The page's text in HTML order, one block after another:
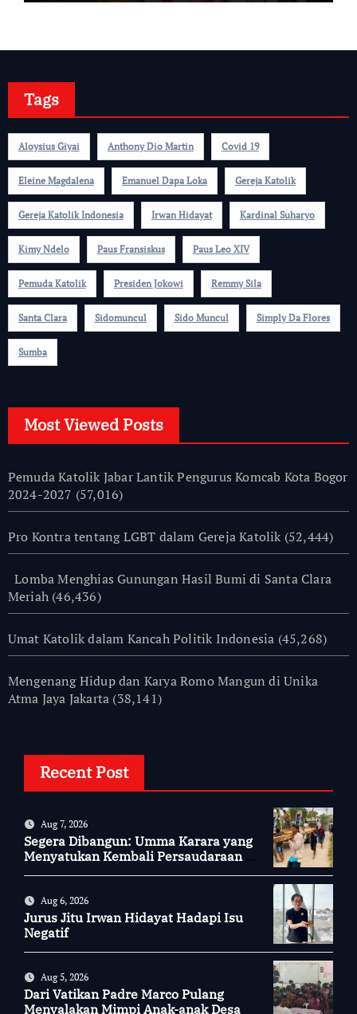
Tags
Aloysius Giyai Anthony Dio Martin Covid 19
Eleine Magdalena Emanuel Dapa Loka Gereja Katolik
Gereja Katolik Indonesia Irwan Hidayat Kardinal Suharyo
Kimy Ndelo Paus Fransiskus Paus Leo XIV
Pemuda Katolik Presiden Jokowi Remmy Sila
Santa Clara Sidomuncul Sido Muncul Simply Da Flores
Sumba
Most Viewed Posts
Pemuda Katolik Jabar Lantik Pengurus Komcab Kota Bogor
2024-2027 (57,016)
Pro Kontra tentang LGBT dalam Gereja Katolik (52,444)
Lomba Menghias Gunungan Hasil Bumi di Santa Clara
Meriah (46,436)
Umat Katolik dalam Kancah Politik Indonesia (45,268)
Mengenang Hidup dan Karya Romo Mangun di Unika
Atma Jaya Jakarta (38,141)
Recent Post
Aug 7, 2026
Segera Dibangun: Umma Karara yang
Menyatukan Kembali Persaudaraan di
Aug 6, 2026
Jurus Jitu Irwan Hidayat Hadapi Isu
Negatif
Aug 5, 2026
Dari Vatikan Padre Marco Pulang
Menyalakan Mimpi Anak-anak Desa